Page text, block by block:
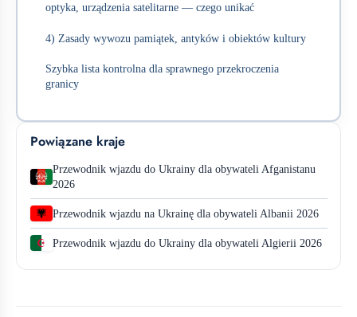
optyka, urządzenia satelitarne — czego unikać
4) Zasady wywozu pamiątek, antyków i obiektów kultury
Szybka lista kontrolna dla sprawnego przekroczenia
granicy
Powiązane kraje
Przewodnik wjazdu do Ukrainy dla obywateli Afganistanu
2026
Przewodnik wjazdu na Ukrainę dla obywateli Albanii 2026
Przewodnik wjazdu do Ukrainy dla obywateli Algierii 2026